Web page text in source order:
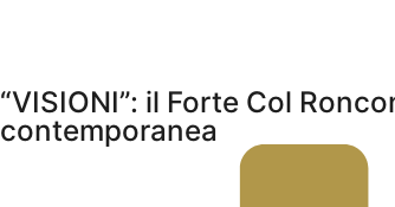
“VISIONI”: il Forte Col
contemporanea